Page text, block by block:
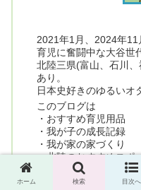
2021年1月、2024年
育児に奮闘中な大谷世
北陸三県(富山、石川
あり。
日本史好きのゆるいオ
このブログは
・おすすめ育児用品
・我が子の成長記録
・我が家の家づくり
・北陸のおすすめスポ
・いただいた御朱印の
など育児を中心とした
ホーム 検索 目次へ